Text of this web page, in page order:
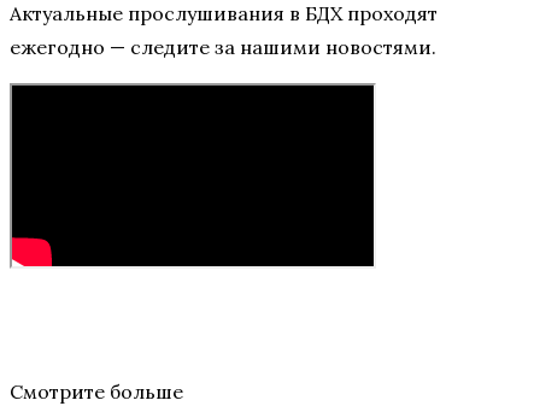
Актуальные прослушивания в БДХ проходят
ежегодно — следите за нашими новостями.
Смотрите больше